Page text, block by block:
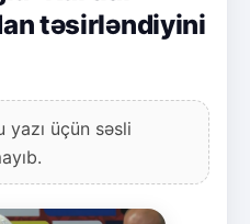
təsirləndiyini
yazı üçün səsli